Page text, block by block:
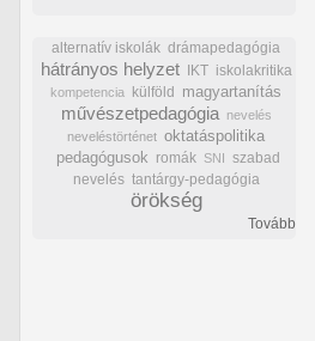
alternatív iskolák drámapedagógia
hátrányos helyzet IKT iskolakritika
kompetencia külföld magyartanítás
művészetpedagógia
nevelés
neveléstörténet oktatáspolitika
pedagógusok romák SNI szabad
nevelés tantárgy-pedagógia
örökség
Tovább